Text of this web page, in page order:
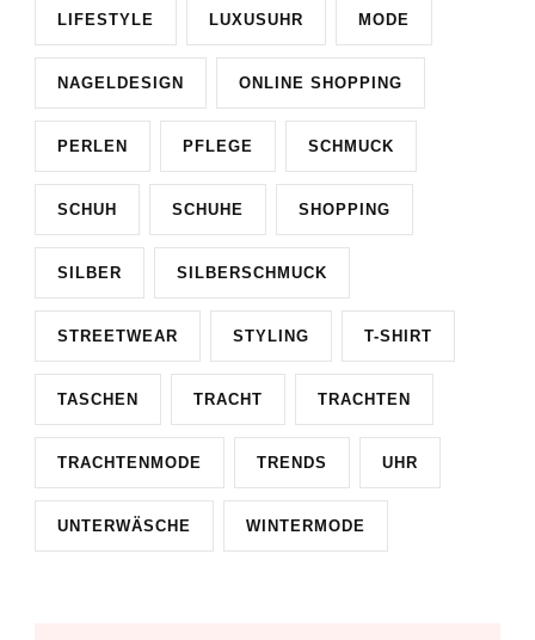
LIFESTYLE LUXUSUHR MODE
NAGELDESIGN ONLINE SHOPPING
PERLEN PFLEGE SCHMUCK
SCHUH SCHUHE SHOPPING
SILBER SILBERSCHMUCK
STREETWEAR STYLING T-SHIRT
TASCHEN TRACHT TRACHTEN
TRACHTENMODE TRENDS UHR
UNTERWÄSCHE WINTERMODE